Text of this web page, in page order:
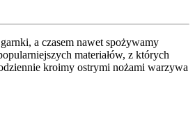
a czasem nawet spożywamy
materiałów, z których
kroimy ostrymi nożami warzywa